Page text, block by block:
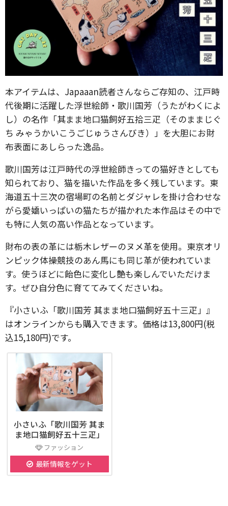
本アイテムは、Japaaan読者さんならご存知の、江戸時
代後期に活躍した浮世絵師・歌川国芳（うたがわくによ
し）の名作「其まま地口猫飼好五拾三疋（そのままじぐ
ち みゃうかいこうごじゅうさんびき）」を大胆にお財
布表面にあしらった逸品。
歌川国芳は江戸時代の浮世絵師きっての猫好きとしても
知られており、猫を描いた作品を多く残しています。東
海道五十三次の宿場町の名前とダジャレを掛け合わせな
がら愛嬌いっぱいの猫たちが描かれた本作品はその中で
も特に人気の高い作品となっています。
財布の表の革には栃木レザーのヌメ革を使用。東京オリ
ンピック体操競技のあん馬にも同じ革が使われていま
す。使うほどに飴色に変化し艶も楽しんでいただけま
す。ぜひ自分色に育ててみてくださいね。
『小さいふ「歌川国芳 其まま地口猫飼好五十三疋」』
はオンラインからも購入できます。価格は13,800円(税
込15,180円)です。
小さいふ「歌川国芳 其ま
ま地口猫飼好五十三疋」
ファッション
最新情報をゲット